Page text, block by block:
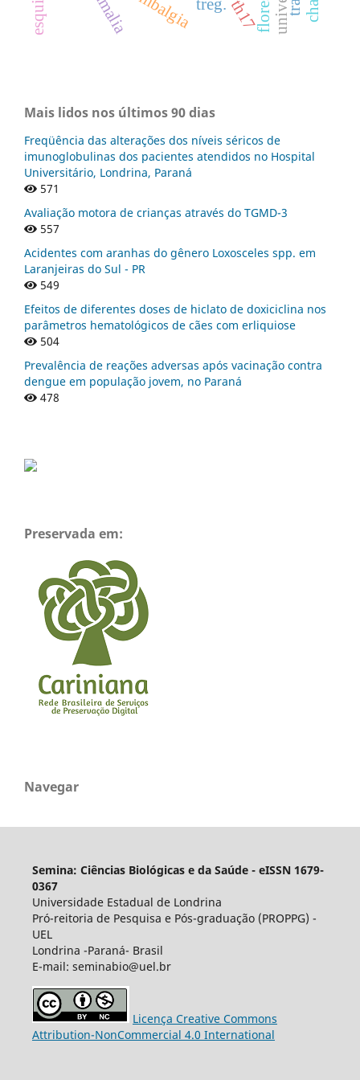
th17
treg.
Mais lidos nos últimos 90 dias
Freqüência das alterações dos níveis séricos de
imunoglobulinas dos pacientes atendidos no Hospital
Universitário, Londrina, Paraná
571
Avaliação motora de crianças através do TGMD-3
557
Acidentes com aranhas do gênero Loxosceles spp. em
Laranjeiras do Sul - PR
549
Efeitos de diferentes doses de hiclato de doxiciclina nos
parâmetros hematológicos de cães com erliquiose
504
Prevalência de reações adversas após vacinação contra
dengue em população jovem, no Paraná
478
Preservada em:
Navegar
Semina: Ciências Biológicas e da Saúde - eISSN 1679-
0367
Universidade Estadual de Londrina
Pró-reitoria de Pesquisa e Pós-graduação (PROPPG) -
UEL
Londrina -Paraná- Brasil
E-mail: seminabio@uel.br
Licença Creative Commons
Attribution-NonCommercial 4.0 International